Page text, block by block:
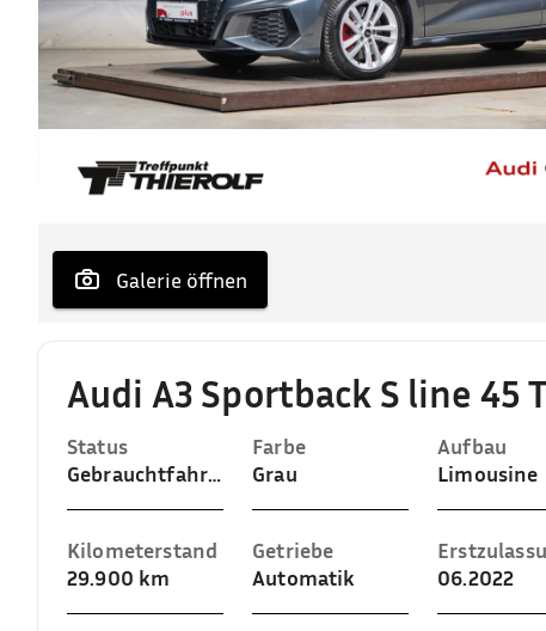
Galerie öffnen
Audi A3 Sportback S line 45
Status
Gebrauchtfahrzeug
Farbe
Grau
Aufbau
Limousine
Kilometerstand
29.900 km
Getriebe
Automatik
06.2022